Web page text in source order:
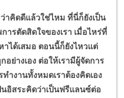
ดดีแล้วใช่ไหม ที่นี่ก็ยังเป็น
ารตัดสิดใจของเรา เมื่อไหร่ที่
ได้เสมอ ตอนนี้ก็ยังไหวแต่
ย่างเอง ต่อให้เรามีผู้จัดการ
ำงานทั้งหมดเราต้องคิดเอง
นอิสระคิดว่าเป็นฟรีแลนซ์ต่อ